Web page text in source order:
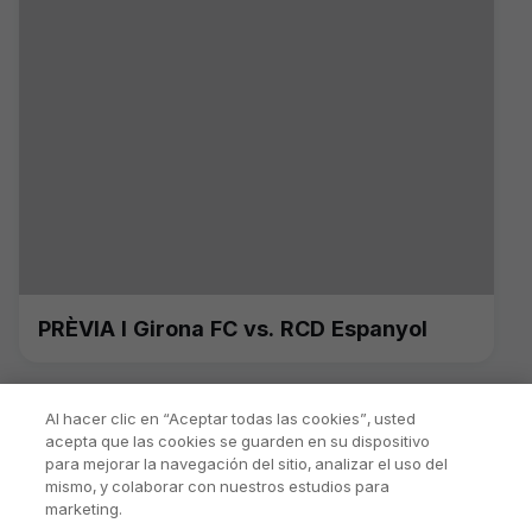
PRÈVIA I Girona FC vs. RCD Espanyol
Al hacer clic en “Aceptar todas las cookies”, usted
acepta que las cookies se guarden en su dispositivo
para mejorar la navegación del sitio, analizar el uso del
mismo, y colaborar con nuestros estudios para
marketing.